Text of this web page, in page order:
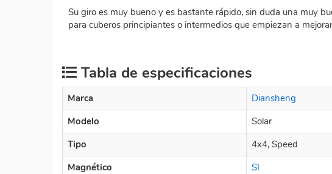
Su giro es muy bueno y es bastante rápido, sin duda una muy
para cuberos principiantes o intermedios que empiezan a
Tabla de especificaciones
Marca
Diansheng
Modelo
Solar
Tipo
4x4, Speed
Magnético
SI